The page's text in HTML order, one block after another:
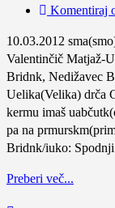
Komentiraj
10.03.2012
Valentinčič Matjaž-
Bridnk, Nedižavec
Uelika(Velika) drča
kermu imaš
pa na
Bridnk/iuko:
Preberi več...